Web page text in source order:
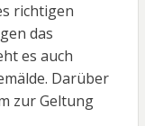
richtigen
das
es auch
Darüber
zur Geltung